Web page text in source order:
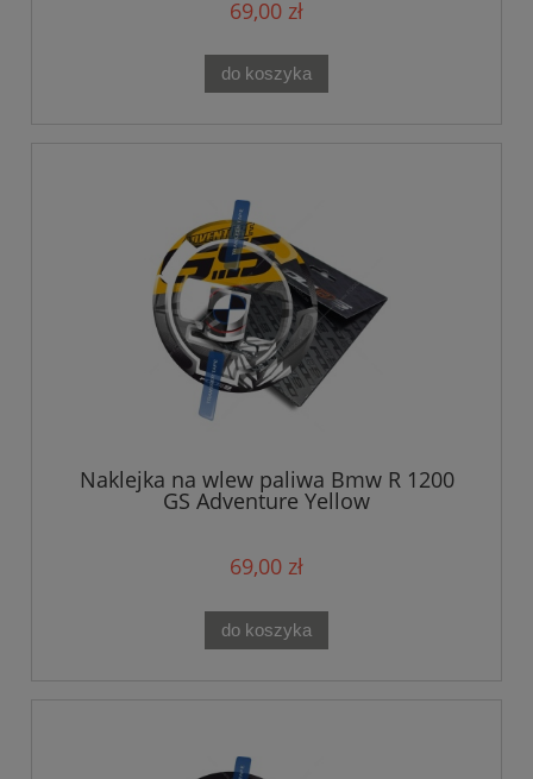
69,00 zł
do koszyka
Naklejka na wlew paliwa Bmw R 1200
GS Adventure Yellow
69,00 zł
do koszyka